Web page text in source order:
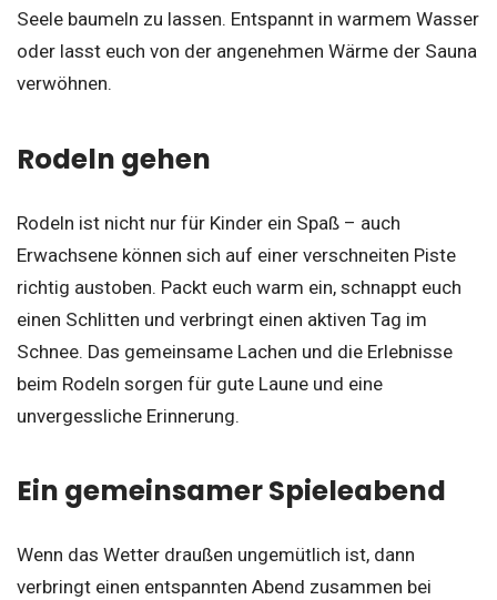
Seele baumeln zu lassen. Entspannt in warmem Wasser
oder lasst euch von der angenehmen Wärme der Sauna
verwöhnen.
Rodeln gehen
Rodeln ist nicht nur für Kinder ein Spaß – auch
Erwachsene können sich auf einer verschneiten Piste
richtig austoben. Packt euch warm ein, schnappt euch
einen Schlitten und verbringt einen aktiven Tag im
Schnee. Das gemeinsame Lachen und die Erlebnisse
beim Rodeln sorgen für gute Laune und eine
unvergessliche Erinnerung.
Ein gemeinsamer Spieleabend
Wenn das Wetter draußen ungemütlich ist, dann
verbringt einen entspannten Abend zusammen bei